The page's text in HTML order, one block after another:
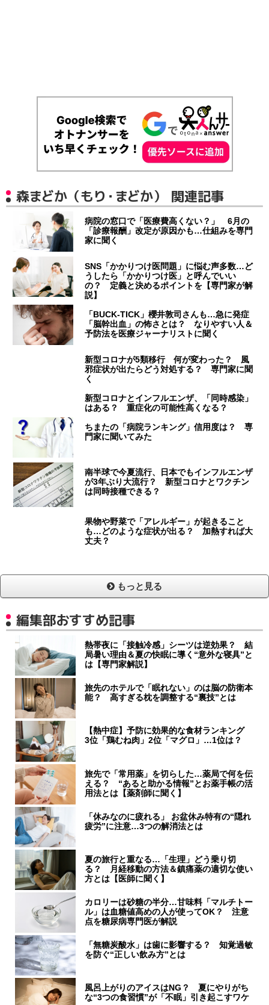
森まどか（もり・まどか） 関連記事
病院の窓口で「医療費高くない？」 6月の
「診療報酬」改定が原因かも…仕組みを専門
家に聞く
SNS「かかりつけ医問題」に悩む声多数…ど
うしたら「かかりつけ医」と呼んでいい
の？ 定義と決めるポイントを【専門家が解
説】
「BUCK‐TICK」櫻井敦司さんも…急に発症
「脳幹出血」の怖さとは？ なりやすい人＆
予防法を医療ジャーナリストに聞く
新型コロナが5類移行 何が変わった？ 風
邪症状が出たらどう対処する？ 専門家に聞
く
新型コロナとインフルエンザ、「同時感染」
はある？ 重症化の可能性高くなる？
ちまたの「病院ランキング」信用度は？ 専
門家に聞いてみた
南半球で今夏流行、日本でもインフルエンザ
が3年ぶり大流行？ 新型コロナとワクチン
は同時接種できる？
果物や野菜で「アレルギー」が起きること
も…どのような症状が出る？ 加熱すれば大
丈夫？
もっと見る
編集部おすすめ記事
熱帯夜に「接触冷感」シーツは逆効果？ 結
局暑い理由＆夏の快眠に導く“意外な寝具”と
は【専門家解説】
旅先のホテルで「眠れない」のは脳の防衛本
能？ 高すぎる枕を調整する“裏技”とは
【熱中症】予防に効果的な食材ランキング
3位「鶏むね肉」2位「マグロ」…1位は？
旅先で「常用薬」を切らした…薬局で何を伝
える？ “あると助かる情報”とお薬手帳の活
用法とは【薬剤師に聞く】
「休みなのに疲れる」 お盆休み特有の“隠れ
疲労”に注意…3つの解消法とは
夏の旅行と重なる…「生理」どう乗り切
る？ 月経移動の方法＆鎮痛薬の適切な使い
方とは【医師に聞く】
カロリーは砂糖の半分…甘味料「マルチトー
ル」は血糖値高めの人が使ってOK？ 注意
点を糖尿病専門医が解説
「無糖炭酸水」は歯に影響する？ 知覚過敏
を防ぐ“正しい飲み方”とは
風呂上がりのアイスはNG？ 夏にやりがち
な“3つの食習慣”が「不眠」引き起こすワケ